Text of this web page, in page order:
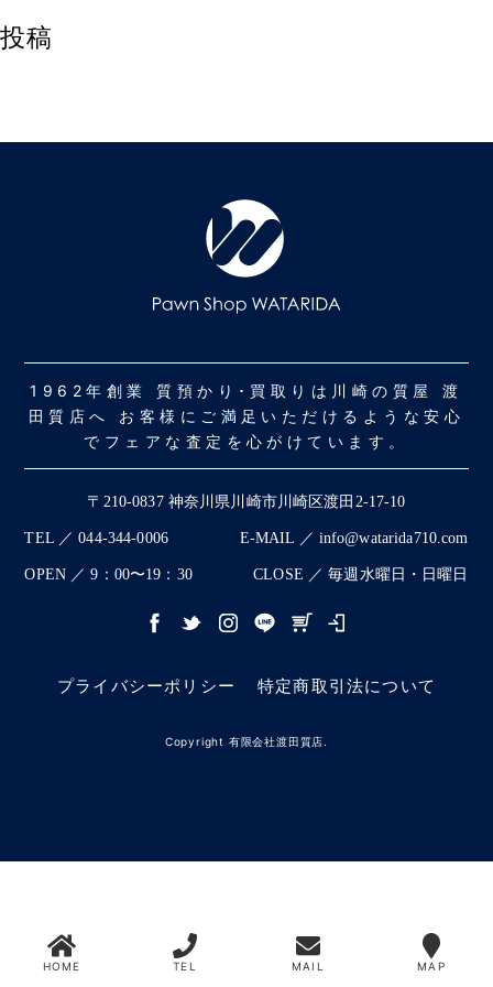
投稿
1962年創業 質預かり･買取りは川崎の質屋 渡
田質店へ お客様にご満足いただけるような安心
でフェアな査定を心がけています。
〒210-0837 神奈川県川崎市川崎区渡田2-17-10
TEL ／ 044-344-0006 E-MAIL ／ info@watarida710.com
OPEN ／ 9：00〜19：30 CLOSE ／ 毎週水曜日・日曜日
プライバシーポリシー 特定商取引法について
Copyright 有限会社渡田質店.
HOME TEL MAIL MAP